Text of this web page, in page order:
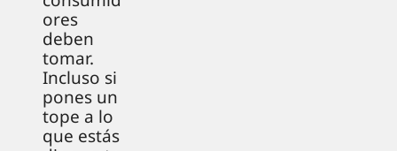
ores
deben
tomar.
Incluso si
pones un
tope a lo
que estás